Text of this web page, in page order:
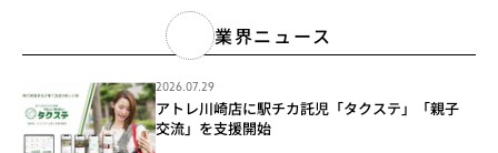
業界ニュース
2026.07.29
アトレ川崎店に駅チカ託児「タクステ」「親子
交流」を支援開始